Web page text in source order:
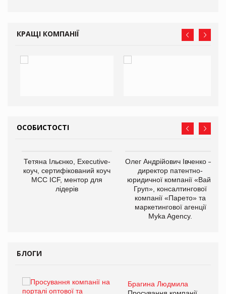
КРАЩІ КОМПАНІЇ
ОСОБИСТОСТІ
Тетяна Ільєнко, Executive-
коуч, сертифікований коуч
МСС ICF, ментор для
лідерів
Олег Андрійович Івченко —
директор патентно-
юридичної компанії «Вайз
Груп», консалтингової
компанії «Парето» та
маркетингової агенції
Myka Agency.
БЛОГИ
Брагина Людмила